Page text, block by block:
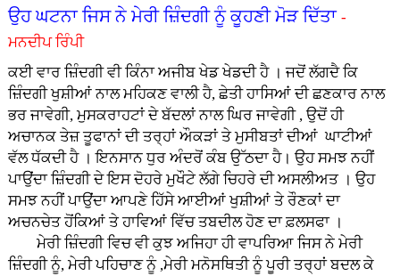
ਉਹ ਘਟਨਾ ਜਿਸ ਨੇ ਮੇਰੀ ਜ਼ਿੰਦਗੀ ਨੂੰ ਕੂਹਣੀ ਮੋੜ ਦਿੱਤਾ -
ਮਨਦੀਪ ਰਿੰਪੀ
ਕਈ ਵਾਰ ਜ਼ਿੰਦਗੀ ਵੀ ਕਿੰਨਾ ਅਜੀਬ ਖੇਡ ਖੇਡਦੀ ਹੈ । ਜਦੋਂ ਲੱਗਦੈ ਕਿ
ਜ਼ਿੰਦਗੀ ਖੁਸ਼ੀਆਂ ਨਾਲ ਮਹਿਕਣ ਵਾਲੀ ਹੈ, ਛੇਤੀ ਹਾਸਿਆਂ ਦੀ ਛਣਕਾਰ ਨਾਲ
ਭਰ ਜਾਵੇਗੀ, ਮੁਸਕਰਾਹਟਾਂ ਦੇ ਬੱਦਲਾਂ ਨਾਲ ਘਿਰ ਜਾਵੇਗੀ , ਉਦੋਂ ਹੀ
ਅਚਾਨਕ ਤੇਜ਼ ਤੂਫਾਨਾਂ ਦੀ ਤਰ੍ਹਾਂ ਔਕੜਾਂ ਤੇ ਮੁਸੀਬਤਾਂ ਦੀਆਂ ਘਾਟੀਆਂ
ਵੱਲ ਧੱਕਦੀ ਹੈ । ਇਨਸਾਨ ਧੁਰ ਅੰਦਰੋਂ ਕੰਬ ਉੱਠਦਾ ਹੈ। ਉਹ ਸਮਝ ਨਹੀਂ
ਪਾਉਂਦਾ ਜ਼ਿੰਦਗੀ ਦੇ ਇਸ ਦੋਹਰੇ ਮੁਖੌਟੇ ਲੱਗੇ ਚਿਹਰੇ ਦੀ ਅਸਲੀਅਤ । ਉਹ
ਸਮਝ ਨਹੀਂ ਪਾਉਂਦਾ ਆਪਣੇ ਹਿੱਸੇ ਆਈਆਂ ਖੁਸ਼ੀਆਂ ਤੇ ਰੌਣਕਾਂ ਦਾ
ਅਚਨਚੇਤ ਹੋਂਕਿਆਂ ਤੇ ਹਾਵਿਆਂ ਵਿੱਚ ਤਬਦੀਲ ਹੋਣ ਦਾ ਫ਼ਲਸਫਾ ।
ਮੇਰੀ ਜ਼ਿੰਦਗੀ ਵਿਚ ਵੀ ਕੁਝ ਅਜਿਹਾ ਹੀ ਵਾਪਰਿਆ ਜਿਸ ਨੇ ਮੇਰੀ
ਜ਼ਿੰਦਗੀ ਨੂੰ, ਮੇਰੀ ਪਹਿਚਾਣ ਨੂੰ ,ਮੇਰੀ ਮਨੋਸਥਿਤੀ ਨੂੰ ਪੂਰੀ ਤਰ੍ਹਾਂ ਬਦਲ ਕੇ